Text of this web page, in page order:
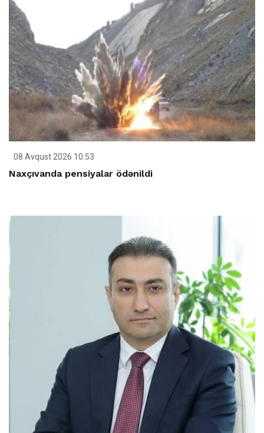
08 Avqust 2026 10:53
Naxçıvanda pensiyalar ödənildi